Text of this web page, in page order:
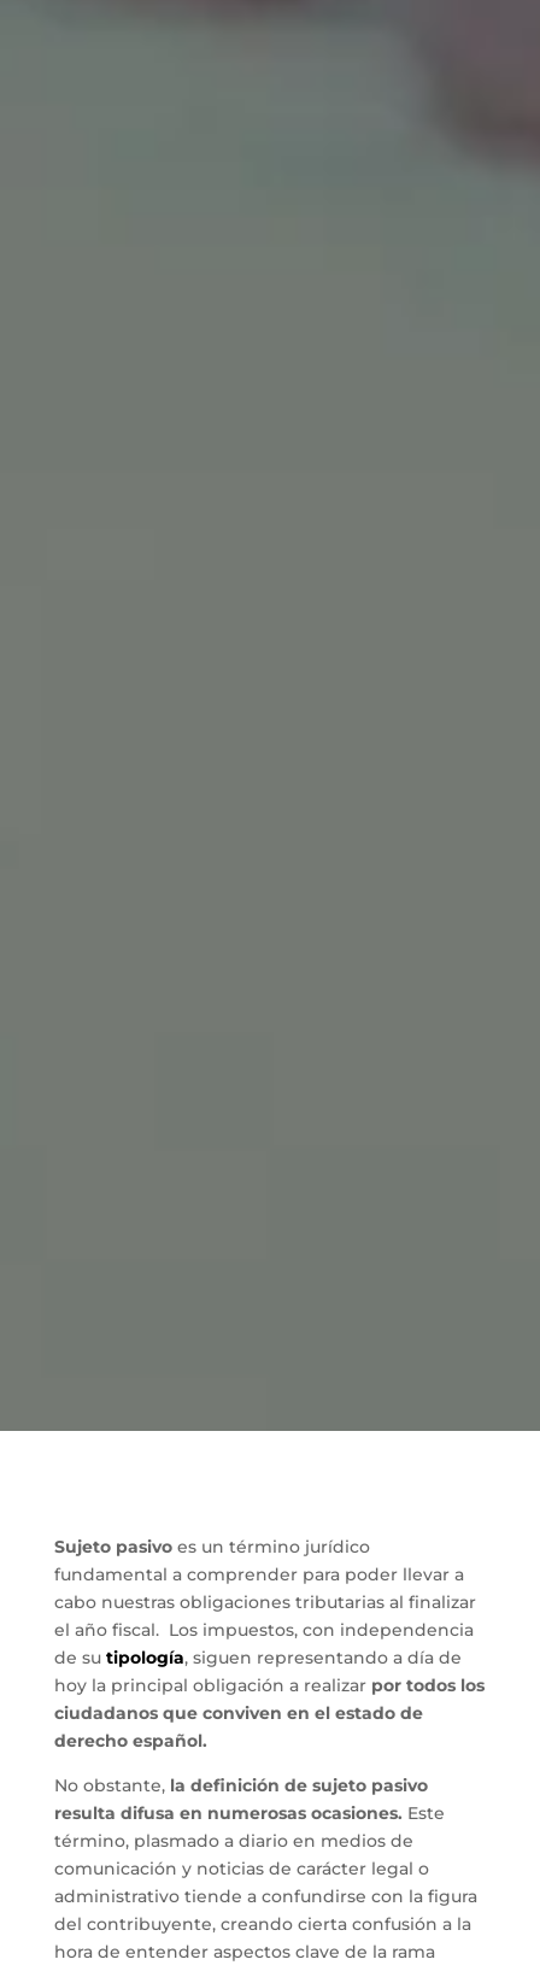
Sujeto pasivo es un término jurídico
fundamental a comprender para poder llevar a
cabo nuestras obligaciones tributarias al finalizar
el año fiscal. Los impuestos, con independencia
de su tipología, siguen representando a día de
hoy la principal obligación a realizar por todos los
ciudadanos que conviven en el estado de
derecho español.
No obstante, la definición de sujeto pasivo
resulta difusa en numerosas ocasiones. Este
término, plasmado a diario en medios de
comunicación y noticias de carácter legal o
administrativo tiende a confundirse con la figura
del contribuyente, creando cierta confusión a la
hora de entender aspectos clave de la rama